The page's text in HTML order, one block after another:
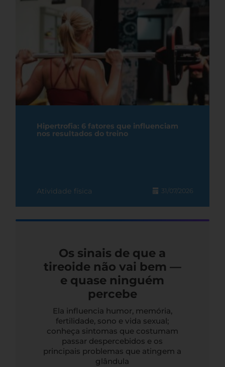
Hipertrofia: 6 fatores que influenciam
nos resultados do treino
Atividade física 31/07/2026
Os sinais de que a
tireoide não vai bem —
e quase ninguém
percebe
Ela influencia humor, memória,
fertilidade, sono e vida sexual;
conheça sintomas que costumam
passar despercebidos e os
principais problemas que atingem a
glândula